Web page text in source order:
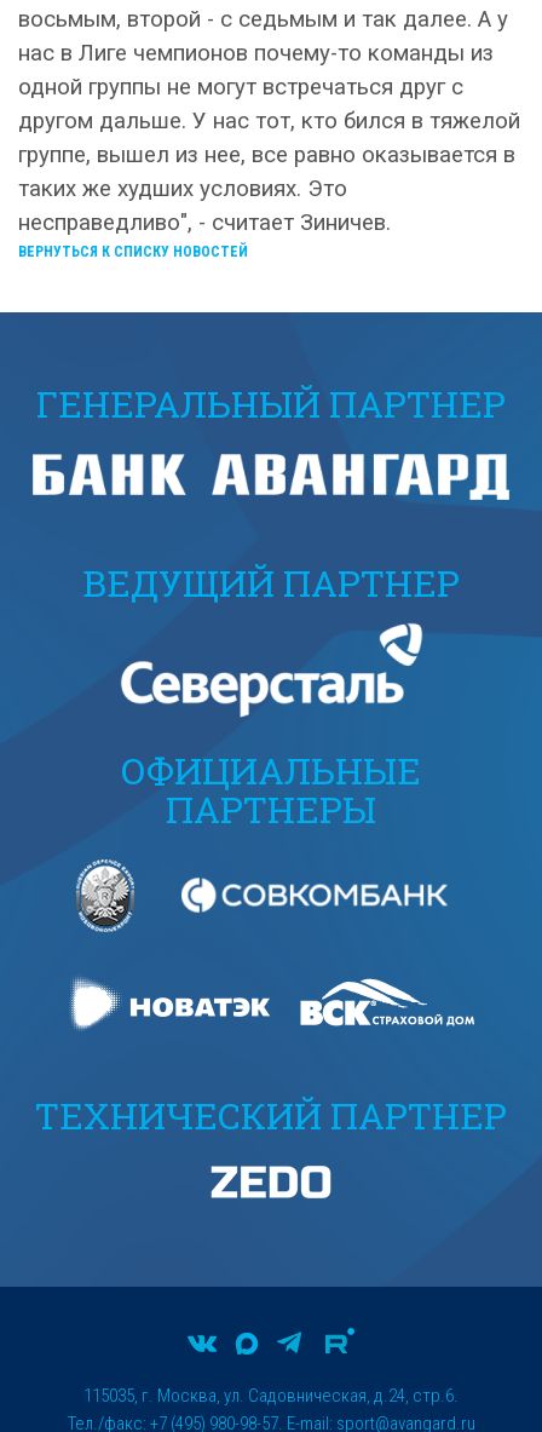
восьмым, второй - с седьмым и так далее. А у
нас в Лиге чемпионов почему-то команды из
одной группы не могут встречаться друг с
другом дальше. У нас тот, кто бился в тяжелой
группе, вышел из нее, все равно оказывается в
таких же худших условиях. Это
несправедливо", - считает Зиничев.
ВЕРНУТЬСЯ К СПИСКУ НОВОСТЕЙ
ГЕНЕРАЛЬНЫЙ ПАРТНЕР
ВЕДУЩИЙ ПАРТНЕР
ОФИЦИАЛЬНЫЕ
ПАРТНЕРЫ
ТЕХНИЧЕСКИЙ ПАРТНЕР
115035, г. Москва, ул. Садовническая, д.24, стр.6.
Тел./факс: +7 (495) 980-98-57. E-mail: sport@avangard.ru